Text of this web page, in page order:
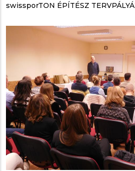
swissporTON ÉPÍTÉSZ